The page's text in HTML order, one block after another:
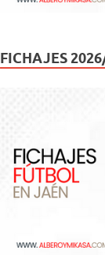
FICHAJES